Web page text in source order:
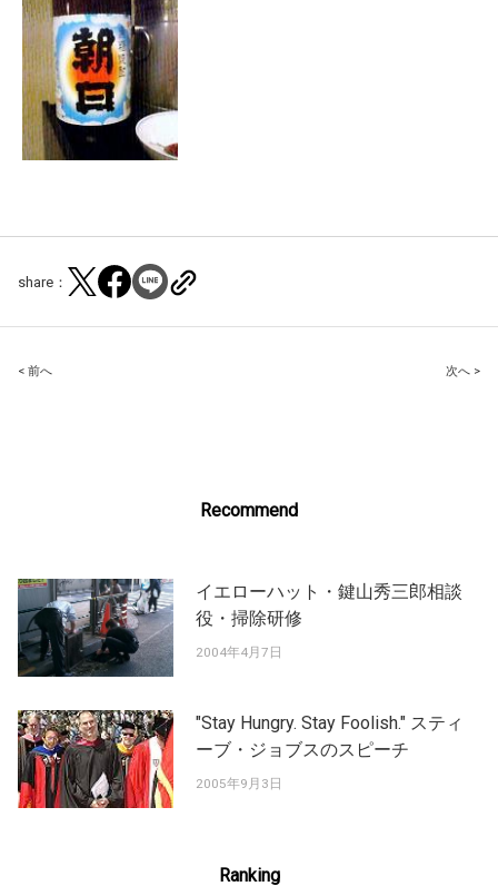
share：
Post
< 前へ 次へ >
Recommend
イエローハット・鍵山秀三郎相談
役・掃除研修
2004年4月7日
"Stay Hungry. Stay Foolish." スティ
ーブ・ジョブスのスピーチ
2005年9月3日
Ranking